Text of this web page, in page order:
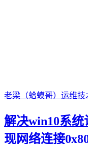
老梁（蛤蟆哥） 运维技
解决win10系
现网络连接